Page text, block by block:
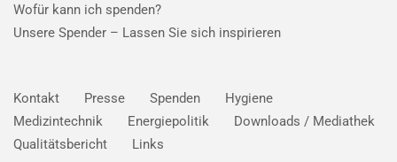
Wofür kann ich spenden?
Unsere Spender – Lassen Sie sich inspirieren
Kontakt Presse Spenden
Hygiene
Medizintechnik
Energiepolitik
Downloads / Mediathek
Qualitätsbericht
Links